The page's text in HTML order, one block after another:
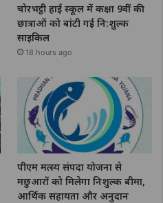
चोरभट्ठी हाई स्कूल में कक्षा 9वीं की
छात्राओं को बांटी गई नि:शुल्क
साइकिल
18 hours ago
पीएम मत्स्य संपदा योजना से
मछुआरों को मिलेगा निशुल्क बीमा,
आर्थिक सहायता और अनुदान